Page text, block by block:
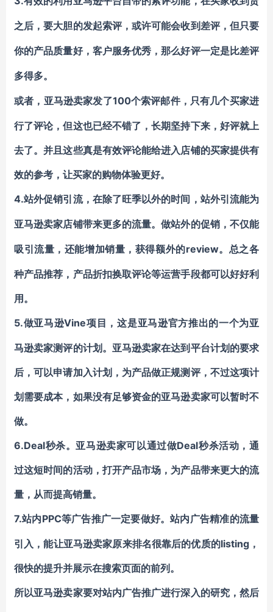
之后，要大胆的发起索评，或许可能会收到差评，但只要
你的产品质量好，客户服务优秀，那么好评一定是比差评
多得多。
或者，亚马逊卖家发了100个索评邮件，只有几个买家进
行了评论，但这也已经不错了，长期坚持下来，好评就上
去了。并且这些真是有效评论能给进入店铺的买家提供有
效的参考，让买家的购物体验更好。
4.站外促销引流，在除了旺季以外的时间，站外引流能为
亚马逊卖家店铺带来更多的流量。做站外的促销，不仅能
吸引流量，还能增加销量，获得额外的review。总之各
种产品推荐，产品折扣换取评论等运营手段都可以好好利
用。
5.做亚马逊Vine项目，这是亚马逊官方推出的一个为亚
马逊卖家测评的计划。亚马逊卖家在达到平台计划的要求
后，可以申请加入计划，为产品做正规测评，不过这项计
划需要成本，如果没有足够资金的亚马逊卖家可以暂时不
做。
6.Deal秒杀。亚马逊卖家可以通过做Deal秒杀活动，通
过这短时间的活动，打开产品市场，为产品带来更大的流
量，从而提高销量。
7.站内PPC等广告推广一定要做好。站内广告精准的流量
引入，能让亚马逊卖家原来排名很靠后的优质的listing，
很快的提升并展示在搜索页面的前列。
所以亚马逊卖家要对站内广告推广进行深入的研究，然后